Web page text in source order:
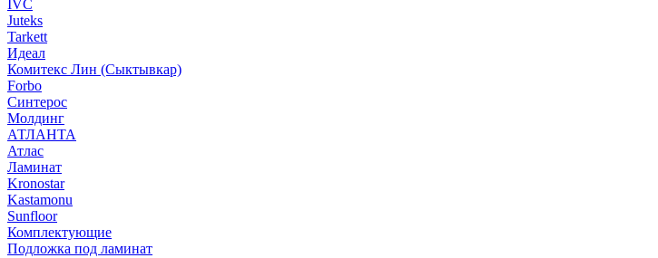
IVC
Juteks
Tarkett
Идеал
Комитекс Лин (Сыктывкар)
Forbo
Синтерос
Молдинг
АТЛАНТА
Атлас
Ламинат
Kronostar
Kastamonu
Sunfloor
Комплектующие
Подложка под ламинат